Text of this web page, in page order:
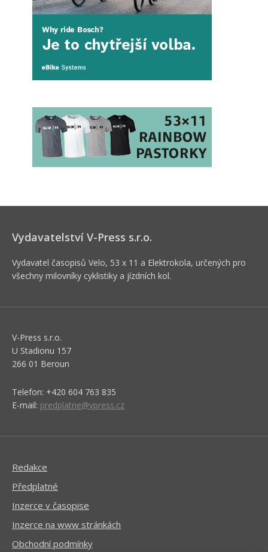
Vydavatelství V-Press s.r.o.
Vydavatel časopisů Velo, 53 x 11 a Elektrokola, určených pro
všechny milovníky cyklistiky a jízdních kol.
V-Press s.r.o.
U Stadionu 157
266 01 Beroun
Telefon: +420 604 763 835
E-mail: predplatne@vpress.cz
Redakce
Předplatné
Inzerce v časopise
Inzerce na www stránkách
Obchodní podmínky